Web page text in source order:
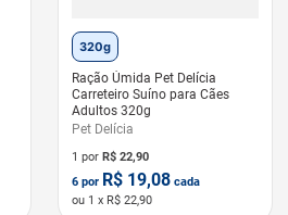
320g
Ração Úmida Pet Delícia
Carreteiro Suíno para Cães
Adultos 320g
Pet Delícia
1 por R$ 22,90
6 por R$ 19,08 cada
ou 1 x R$ 22,90